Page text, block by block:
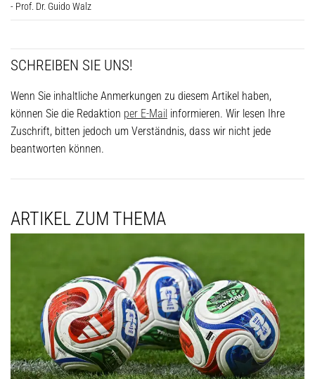
- Prof. Dr. Guido Walz
SCHREIBEN SIE UNS!
Wenn Sie inhaltliche Anmerkungen zu diesem Artikel haben,
können Sie die Redaktion per E-Mail informieren. Wir lesen Ihre
Zuschrift, bitten jedoch um Verständnis, dass wir nicht jede
beantworten können.
ARTIKEL ZUM THEMA